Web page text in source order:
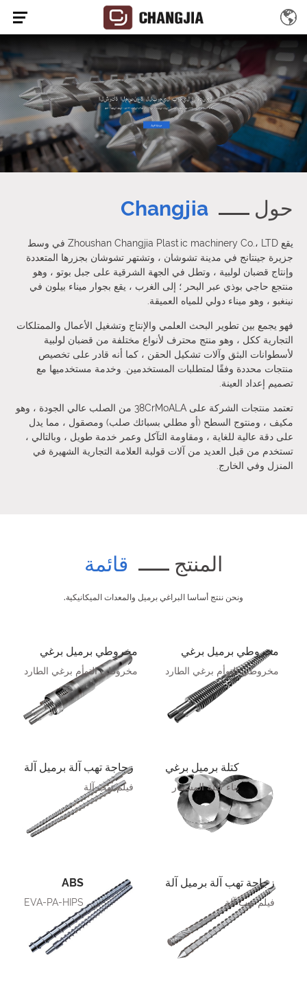
حول Changjia
يقع Zhoushan Changjia Plastic machinery Co.، LTD في وسط
جزيرة جينتانج في مدينة تشوشان ، وتشتهر تشوشان بجزرها المتعددة
وإنتاج قضبان لولبية ، وتطل في الجهة الشرقية على جبل بوتو ، وهو
منتجع حاجي بوذي عبر البحر ؛ إلى الغرب ، يقع بجوار ميناء بيلون في
نينغبو ، وهو ميناء دولي للمياه العميقة.
فهو يجمع بين تطوير البحث العلمي والإنتاج وتشغيل الأعمال والممتلكات
التجارية ككل ، وهو منتج محترف لأنواع مختلفة من قضبان لولبية
لأسطوانات البثق وآلات تشكيل الحقن ، كما أنه قادر على تخصيص
منتجات محددة وفقًا لمتطلبات المستخدمين. وخدمة مستخدميها مع
تصميم إعداد العينة.
تعتمد منتجات الشركة على 38CrMoALA من الصلب عالي الجودة ، وهو
مكيف ، ومنتوج السطح (أو مطلي بسبائك صلب) ومصقول ، مما يدل
على دقة عالية للغاية ، ومقاومة التآكل وعمر خدمة طويل ، وبالتالي ،
تستخدم من قبل العديد من آلات قولبة العلامة التجارية الشهيرة في
المنزل وفي الخارج.
المنتج قائمة
ونحن ننتج أساسا البراغي برميل والمعدات الميكانيكية.
مخروطي برميل برغي
مخروطي التوأم برغي الطارد
مخروطي برميل برغي
مخروطي التوأم برغي الطارد
كتلة برميل برغي
بناء كتلة المسمار
زجاجة تهب آلة برميل آلة
فيلم تهب آلة
زجاجة تهب آلة برميل آلة
فيلم تهب آلة
ABS
EVA-PA-HIPS